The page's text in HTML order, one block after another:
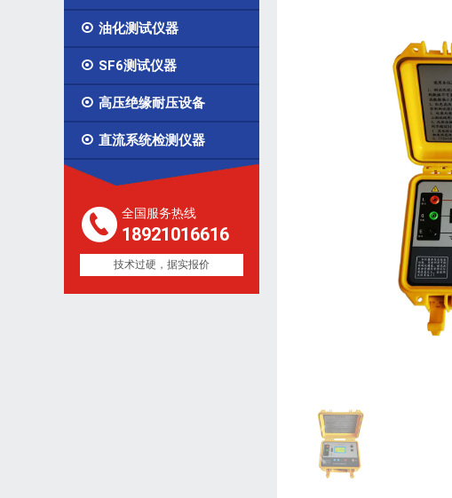
 油化测试仪器
 SF6测试仪器
 高压绝缘耐压设备
 直流系统检测仪器
全国服务热线
18921016616
技术过硬，据实报价